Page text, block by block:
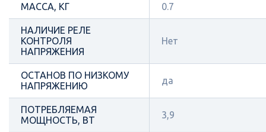
МАССА, КГ 0.7
НАЛИЧИЕ РЕЛЕ
КОНТРОЛЯ
НАПРЯЖЕНИЯ
Нет
ОСТАНОВ ПО НИЗКОМУ
НАПРЯЖЕНИЮ
да
ПОТРЕБЛЯЕМАЯ
МОЩНОСТЬ, ВТ
3,9